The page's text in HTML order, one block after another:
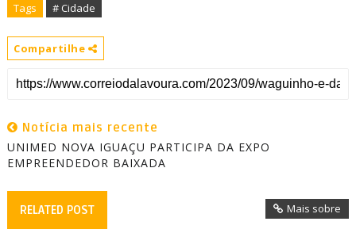
Tags # Cidade
Compartilhe
Notícia mais recente
UNIMED NOVA IGUAÇU PARTICIPA DA EXPO
EMPREENDEDOR BAIXADA
RELATED POST Mais sobre